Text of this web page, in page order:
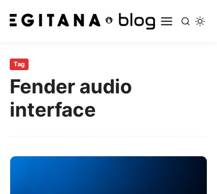
para
conteúdo
principal
Tag
Fender audio
interface